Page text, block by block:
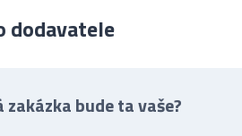
dodavatele
zakázka bude ta vaše?